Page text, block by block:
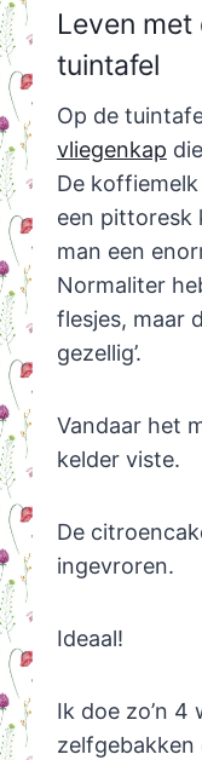
Leven met
tuintafel
Op de
vliegenkap
De
een pittoresk
man een
Normaliter
flesjes, maar
gezellig’.
Vandaar het
kelder viste.
De
ingevroren.
Ideaal!
Ik doe zo’n 4
zelfgebakken